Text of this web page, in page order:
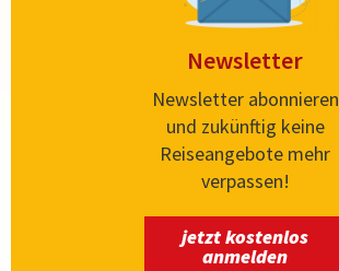
Newsletter
Newsletter abonnieren
und zukünftig keine
Reiseangebote mehr
verpassen!
jetzt kostenlos
anmelden